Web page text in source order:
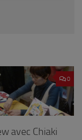
0
avec Chiaki